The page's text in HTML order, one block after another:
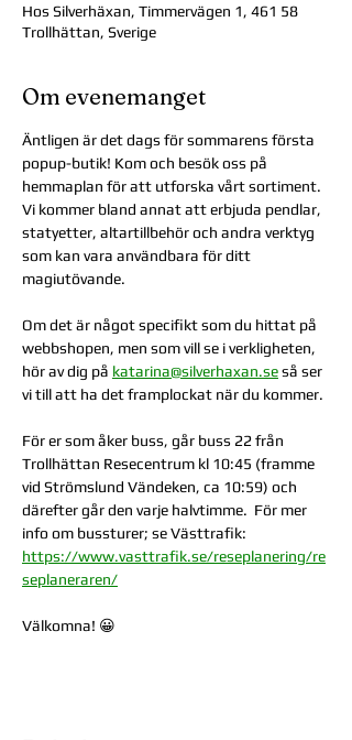
Hos Silverhäxan, Timmervägen 1, 461 58
Trollhättan, Sverige
Om evenemanget
Äntligen är det dags för sommarens första
popup-butik! Kom och besök oss på
hemmaplan för att utforska vårt sortiment.
Vi kommer bland annat att erbjuda pendlar,
statyetter, altartillbehör och andra verktyg
som kan vara användbara för ditt
magiutövande.
Om det är något specifikt som du hittat på
webbshopen, men som vill se i verkligheten,
hör av dig på katarina@silverhaxan.se så ser
vi till att ha det framplockat när du kommer.
För er som åker buss, går buss 22 från
Trollhättan Resecentrum kl 10:45 (framme
vid Strömslund Vändeken, ca 10:59) och
därefter går den varje halvtimme.  För mer
info om bussturer; se Västtrafik:
https://www.vasttrafik.se/reseplanering/re
seplaneraren/
Välkomna! 😀